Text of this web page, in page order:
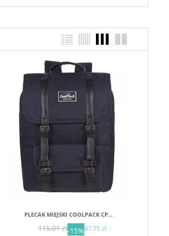
PLECAK MIEJSKI COOLPACK CP...
115,01 zł-15%97,75 zł